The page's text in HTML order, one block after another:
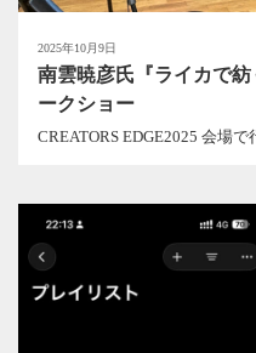
2025年10月9日
南雲暁彦氏『ライカで
ークショー
CREATORS EDGE2025 会場